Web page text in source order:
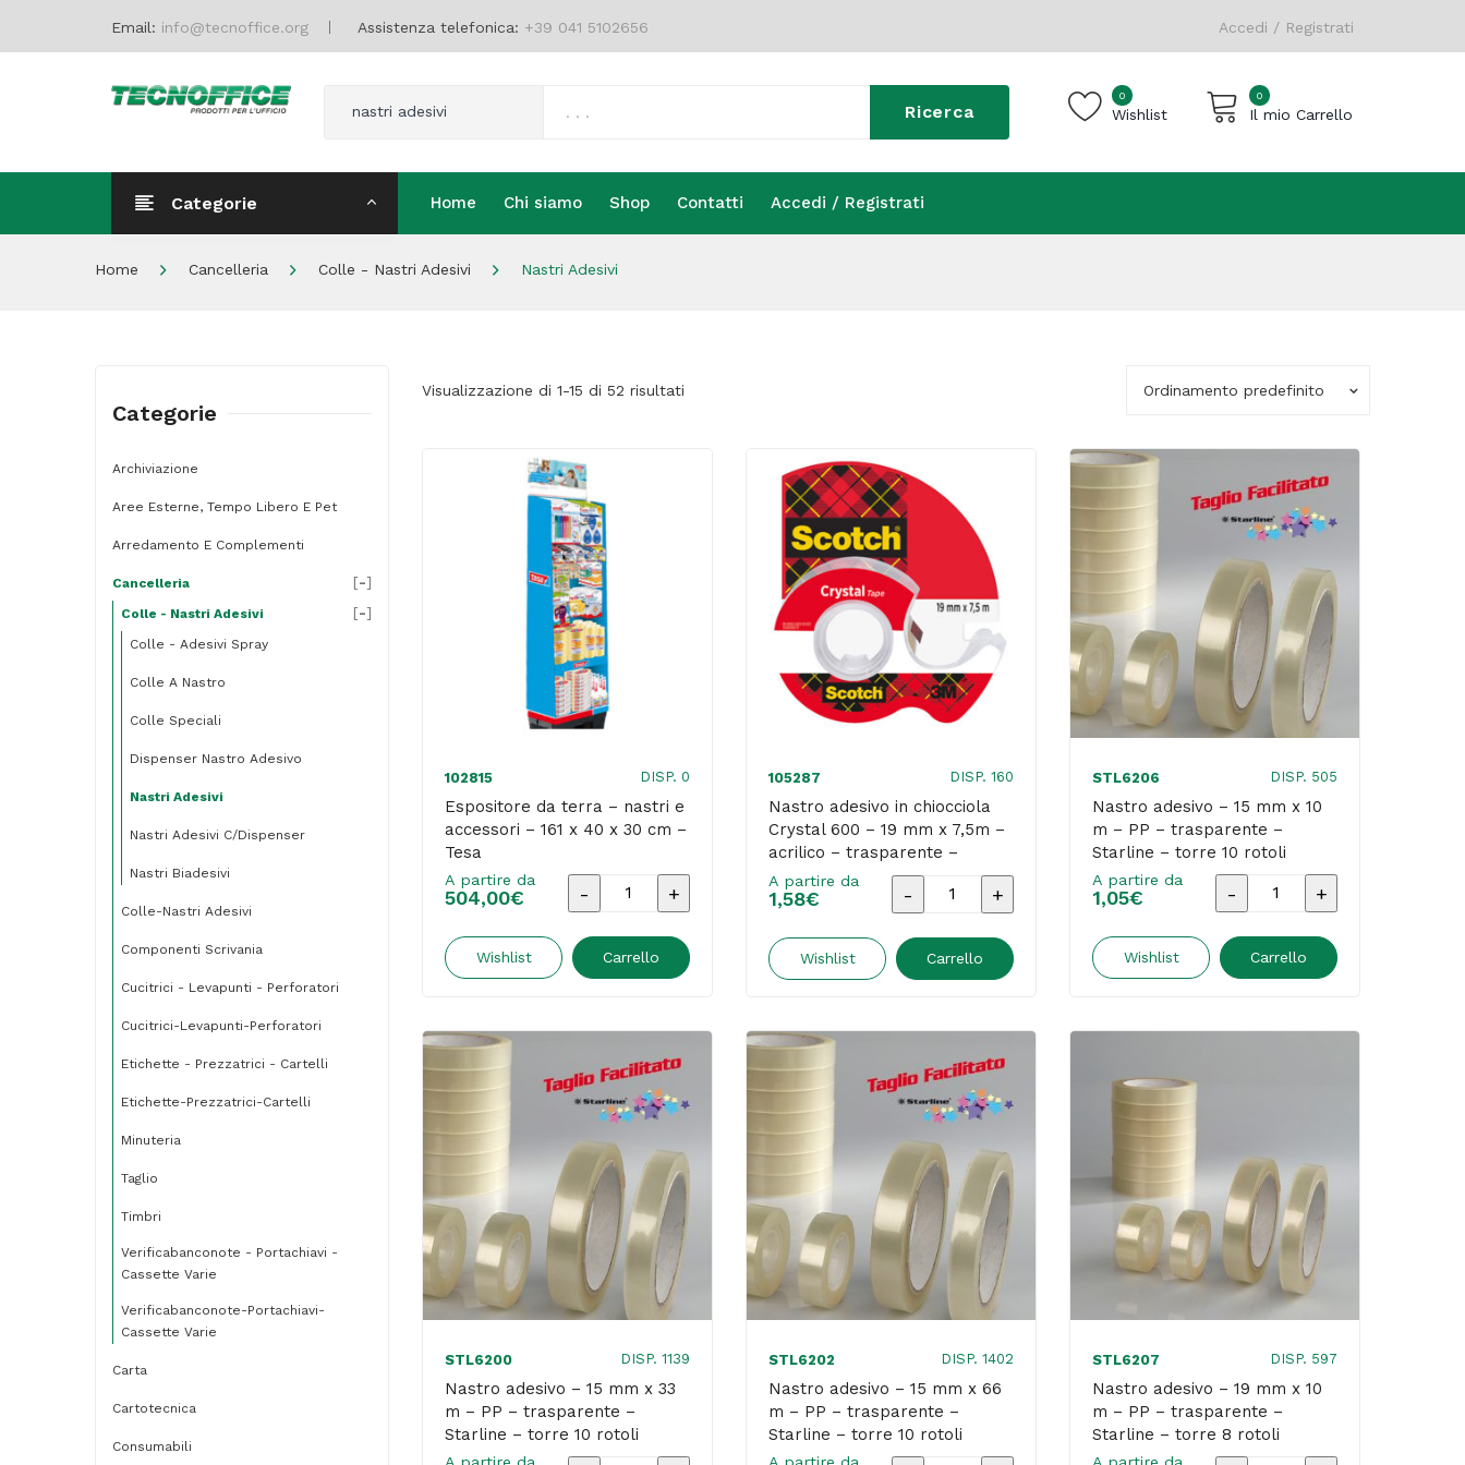
Email: info@tecnoffice.org Assistenza telefonica: +39 041 5102656 Accedi / Registrati
nastri adesivi Ricerca
0
Wishlist
0
Il mio Carrello
Categorie Home Chi siamo Shop Contatti Accedi / Registrati
Home Chi siamo Shop
Home Cancelleria Colle - Nastri Adesivi Nastri Adesivi
Visualizzazione di 1-15 di 52 risultati Ordinamento predefinito
102815 DISP. 0
Espositore da terra – nastri e
accessori – 161 x 40 x 30 cm –
Tesa
A partire da
504,00€
Espositore
terra
accessori
161
40
30
cm
Tesa
quantità
Wishlist Carrello
105287 DISP. 160
Nastro adesivo in chiocciola
Crystal 600 – 19 mm x 7,5m –
acrilico – trasparente –
Scotch
A partire da
1,58€
Nastro
in
-
mm
7,5m
acrilico
-
trasparente
Scotch
quantità
Wishlist Carrello
STL6206 DISP. 505
Nastro adesivo – 15 mm x 10
m – PP – trasparente –
Starline – torre 10 rotoli
A partire da
1,05€
Nastro
-
PP
-
trasparente
-
Starline
torre
10
rotoli
Wishlist Carrello
STL6200 DISP. 1139
Nastro adesivo – 15 mm x 33
m – PP – trasparente –
Starline – torre 10 rotoli
A partire da
STL6202 DISP. 1402
Nastro adesivo – 15 mm x 66
m – PP – trasparente –
Starline – torre 10 rotoli
A partire da
STL6207 DISP. 597
Nastro adesivo – 19 mm x 10
m – PP – trasparente –
Starline – torre 8 rotoli
A partire da
Categorie
Archiviazione
Aree Esterne, Tempo Libero E Pet
Arredamento E Complementi
Cancelleria
Colle - Nastri Adesivi
Colle - Adesivi Spray
Colle A Nastro
Colle Speciali
Dispenser Nastro Adesivo
Nastri Adesivi
Nastri Adesivi C/dispenser
Nastri Biadesivi
[-]
Colle-Nastri Adesivi
Componenti Scrivania
Cucitrici - Levapunti - Perforatori
Cucitrici-Levapunti-Perforatori
Etichette - Prezzatrici - Cartelli
Etichette-Prezzatrici-Cartelli
Minuteria
Taglio
Timbri
Verificabanconote - Portachiavi -
Cassette Varie
Verificabanconote-Portachiavi-
Cassette Varie
[-]
Carta
Cartotecnica
Consumabili